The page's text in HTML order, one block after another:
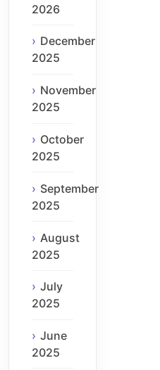
2026
December
2025
November
2025
October
2025
September
2025
August
2025
July
2025
June
2025